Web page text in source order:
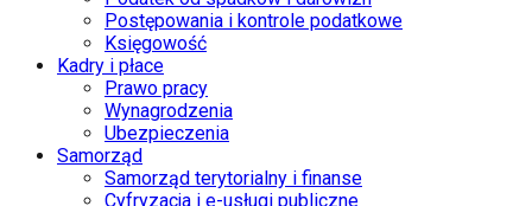
Postępowania i kontrole podatkowe
Księgowość
Kadry i płace
Prawo pracy
Wynagrodzenia
Ubezpieczenia
Samorząd
Samorząd terytorialny i finanse
Cyfryzacja i e-usługi publiczne